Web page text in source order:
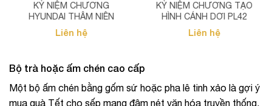
KỶ NIỆM CHƯƠNG
HYUNDAI THÂM NIÊN
Liên hệ
KỶ NIỆM CHƯƠNG TẠO
HÌNH CÁNH DƠI PL42
Liên hệ
Bộ trà hoặc ấm chén cao cấp
Một bộ ấm chén bằng gốm sứ hoặc pha lê tinh xảo là gợi ý
mua quà Tết cho sếp mang đậm nét văn hóa truyền thống.